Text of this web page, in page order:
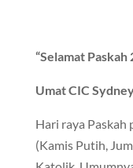
“Selamat
Umat CIC
Hari raya Paskah
(Kamis Putih,